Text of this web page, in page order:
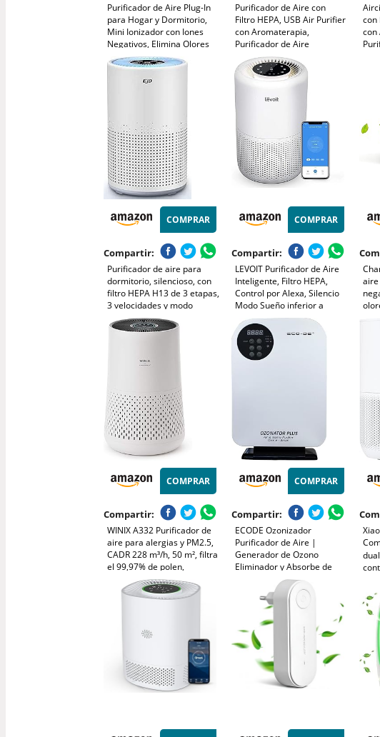
Purificador de Aire Plug-In
para Hogar y Dormitorio,
Mini Ionizador con Iones
Negativos, Elimina Olores
de
Humo/Mascotas/Zapatos,
Silencioso y sin Filtros, para
Purificador de Aire con
Filtro HEPA, USB Air Purifier
con Aromaterapia,
Purificador de Aire
Silencioso para Interiores,
Hogar, Oficina, Polvo,
Humo, Pelo de Mascotas,
con
con
COMPRAR
Compartir:
Purificador de aire para
dormitorio, silencioso, con
filtro HEPA H13 de 3 etapas,
3 velocidades y modo
nocturno de 12 dB. Elimina
polen, polvo, caspa de
COMPRAR
Compartir:
LEVOIT Purificador de Aire
Inteligente, Filtro HEPA,
Control por Alexa, Silencio
Modo Sueño inferior a
24dB, Elimina 99,97% de
Alergia Polen Olor y Caspa
de Mascota,Blanco
aire
COMPRAR
Compartir:
WINIX A332 Purificador de
aire para alergias y PM2.5,
CADR 228 m³/h, 50 m², filtra
el 99,97% de polen,
alergias, polvo y humo,
monitor de calidad del aire,
modo de suspensión y
COMPRAR
Compartir:
ECODE Ozonizador
Purificador de Aire |
Generador de Ozono
Eliminador y Absorbe de
Olores Humedad, Humo,
Baño, Mascotas y Cualquier
Olor Agua y Alimentos con
Programable